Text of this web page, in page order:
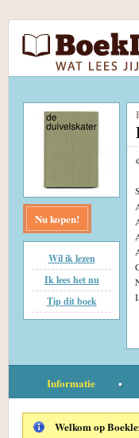
Nu kopen!
Wil ik lezen
Ik lees het nu
Tip dit boek
Informatie
Welkom op